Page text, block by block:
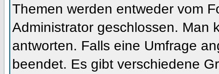
Themen werden entweder vom
Administrator geschlossen. Man
antworten. Falls eine Umfrage
beendet. Es gibt verschiedene